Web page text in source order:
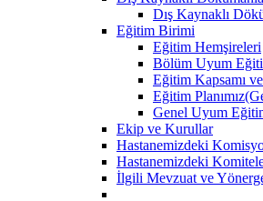
Dış Kaynaklı
Eğitim Birimi
Eğitim Hemşireleri
Bölüm Uyum
Eğitim Kapsamı
Eğitim
Genel Uyum
Ekip ve Kurullar
Hastanemizdeki
Hastanemizdeki
İlgili Mevzuat ve